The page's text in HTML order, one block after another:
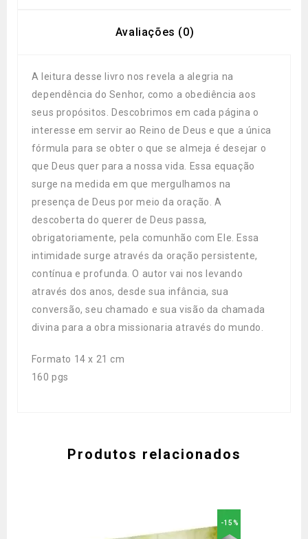
Avaliações (0)
A leitura desse livro nos revela a alegria na
dependência do Senhor, como a obediência aos
seus propósitos. Descobrimos em cada página o
interesse em servir ao Reino de Deus e que a única
fórmula para se obter o que se almeja é desejar o
que Deus quer para a nossa vida. Essa equação
surge na medida em que mergulhamos na
presença de Deus por meio da oração. A
descoberta do querer de Deus passa,
obrigatoriamente, pela comunhão com Ele. Essa
intimidade surge através da oração persistente,
contínua e profunda. O autor vai nos levando
através dos anos, desde sua infância, sua
conversão, seu chamado e sua visão da chamada
divina para a obra missionaria através do mundo.
Formato 14 x 21 cm
160 pgs
Produtos relacionados
-15%